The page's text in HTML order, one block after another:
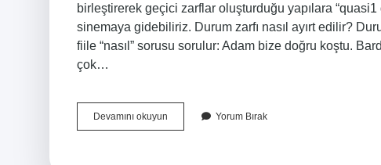
birleştirerek geçici zarflar oluşturduğu yapılara
sinemaya gidebiliriz. Durum zarfı nasıl ayırt edilir?
fiile “nasıl” sorusu sorulur: Adam bize doğru koştu.
çok…
Devamını okuyun
Ne
Yorum Bırak